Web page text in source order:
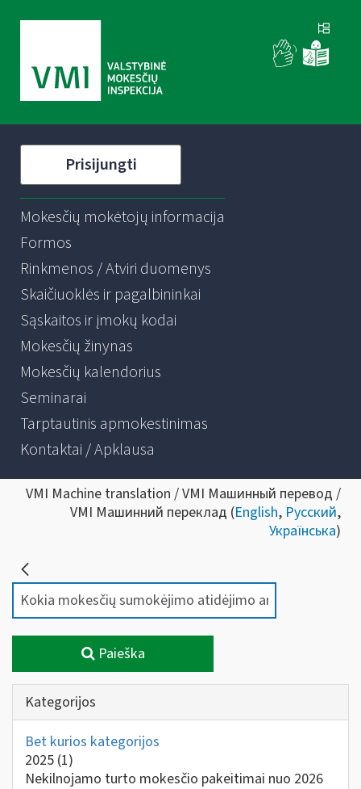
Prisijungti
Mokesčių mokėtojų informacija
Formos
Rinkmenos / Atviri duomenys
Skaičiuoklės ir pagalbininkai
Sąskaitos ir įmokų kodai
Mokesčių žinynas
Mokesčių kalendorius
Seminarai
Tarptautinis apmokestinimas
Kontaktai / Apklausa
VMI Machine translation / VMI Машинный перевод /
VMI Машинний переклад (English, Русский,
Українська)
Paieška
Kategorijos
Bet kurios kategorijos
2025 (1)
Nekilnojamo turto mokesčio pakeitimai nuo 2026